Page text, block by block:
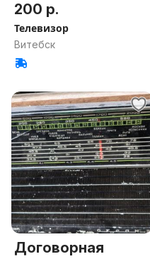
200 р.
Телевизор
Витебск
Договорная